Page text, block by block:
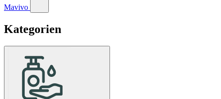
Mavivo
Kategorien